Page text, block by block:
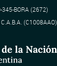
BORA (2672)
(C1008AAO)